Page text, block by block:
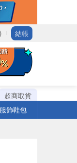
結帳
超商取貨
服飾鞋包